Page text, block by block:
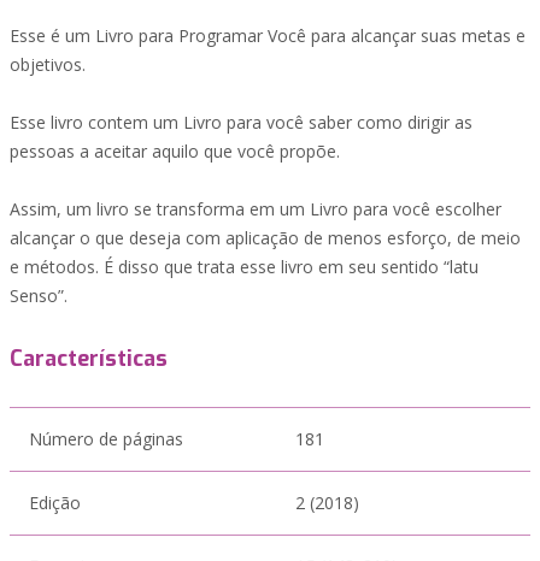
Esse é um Livro para Programar Você para alcançar suas metas e
objetivos.
Esse livro contem um Livro para você saber como dirigir as
pessoas a aceitar aquilo que você propõe.
Assim, um livro se transforma em um Livro para você escolher
alcançar o que deseja com aplicação de menos esforço, de meio
e métodos. É disso que trata esse livro em seu sentido “latu
Senso”.
Características
Número de páginas 181
Edição 2 (2018)